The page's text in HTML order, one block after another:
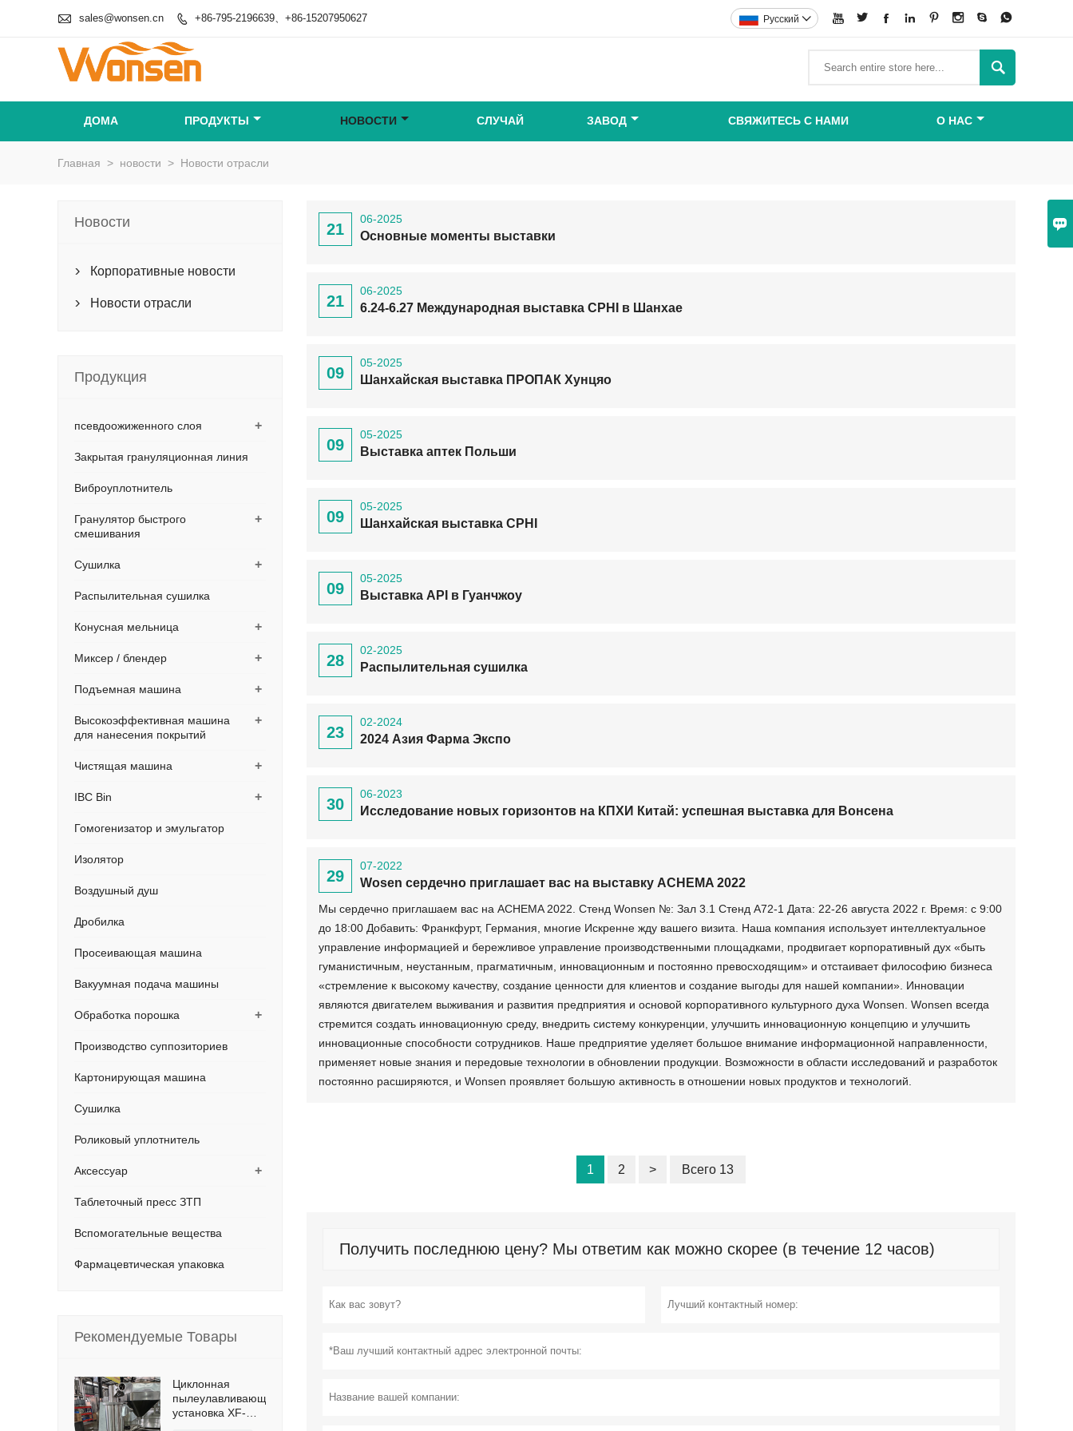

 sales@wonsen.cn  +86-795-2196639、+86-15207950627        
Pусский 

ДОМА ПРОДУКТЫ НОВОСТИ СЛУЧАЙ ЗАВОД СВЯЖИТЕСЬ С НАМИ О НАС
Главная > новости > Новости отрасли
21
06-2025
Основные моменты выставки
21
06-2025
6.24-6.27 Международная выставка CPHI в Шанхае
09
05-2025
Шанхайская выставка ПРОПАК Хунцяо
09
05-2025
Выставка аптек Польши
09
05-2025
Шанхайская выставка CPHI
09
05-2025
Выставка API в Гуанчжоу
28
02-2025
Распылительная сушилка
23
02-2024
2024 Азия Фарма Экспо
30
06-2023
Исследование новых горизонтов на КПХИ Китай: успешная выставка для Вонсена
29
07-2022
Wosen сердечно приглашает вас на выставку ACHEMA 2022
Мы сердечно приглашаем вас на ACHEMA 2022. Стенд Wonsen №: Зал 3.1 Стенд A72-1 Дата: 22-26 августа 2022 г. Время: с 9:00
до 18:00 Добавить: Франкфурт, Германия, многие Искренне жду вашего визита. Наша компания использует интеллектуальное
управление информацией и бережливое управление производственными площадками, продвигает корпоративный дух «быть
гуманистичным, неустанным, прагматичным, инновационным и постоянно превосходящим» и отстаивает философию бизнеса
«стремление к высокому качеству, создание ценности для клиентов и создание выгоды для нашей компании». Инновации
являются двигателем выживания и развития предприятия и основой корпоративного культурного духа Wonsen. Wonsen всегда
стремится создать инновационную среду, внедрить систему конкуренции, улучшить инновационную концепцию и улучшить
инновационные способности сотрудников. Наше предприятие уделяет большое внимание информационной направленности,
применяет новые знания и передовые технологии в обновлении продукции. Возможности в области исследований и разработок
постоянно расширяются, и Wonsen проявляет большую активность в отношении новых продуктов и технологий.
1 2 > Всего 13
Получить последнюю цену? Мы ответим как можно скорее (в течение 12 часов)
Новости
 Корпоративные новости
 Новости отрасли
Продукция
+
псевдоожиженного слоя
Закрытая грануляционная линия
Виброуплотнитель
+
Гранулятор быстрого
смешивания
+
Сушилка
Распылительная сушилка
+
Конусная мельница
+
Миксер / блендер
+
Подъемная машина
+
Высокоэффективная машина
для нанесения покрытий
+
Чистящая машина
+
IBC Bin
Гомогенизатор и эмульгатор
Изолятор
Воздушный душ
Дробилка
Просеивающая машина
Вакуумная подача машины
+
Обработка порошка
Производство суппозиториев
Картонирующая машина
Сушилка
Роликовый уплотнитель
+
Аксессуар
Таблеточный пресс ЗТП
Вспомогательные вещества
Фармацевтическая упаковка
Рекомендуемые Товары
Циклонная
пылеулавливающая
установка XF-